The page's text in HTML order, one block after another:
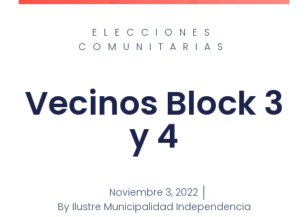
ELECCIONES
COMUNITARIAS
Vecinos Block 3
y 4
Noviembre 3, 2022
ByIlustre Municipalidad Independencia